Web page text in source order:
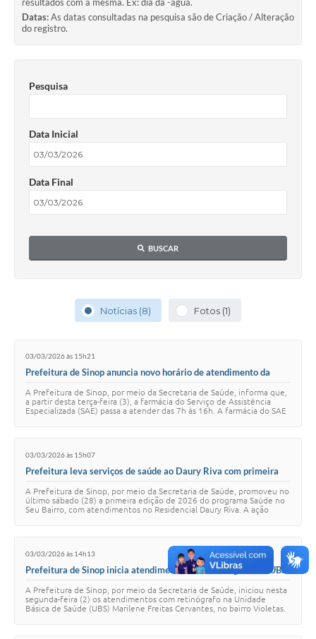
Datas:As datas consultadas na pesquisa são de Criação / Alteração
do registro.
Pesquisa
Data Inicial
Data Final
BUSCAR
Notícias (8) Fotos (1)
03/03/2026 às 15h21
Prefeitura de Sinop anuncia novo horário de atendimento da
A Prefeitura de Sinop, por meio da Secretaria de Saúde, informa que,
a partir desta terça-feira (3), a farmácia do Serviço de Assistência
Especializada (SAE) passa a atender das 7h às 16h. A farmácia do SAE
03/03/2026 às 15h07
Prefeitura leva serviços de saúde ao Daury Riva com primeira
A Prefeitura de Sinop, por meio da Secretaria de Saúde, promoveu no
último sábado (28) a primeira edição de 2026 do programa Saúde no
Seu Bairro, com atendimentos no Residencial Daury Riva. A ação
03/03/2026 às 14h13
Prefeitura de Sinop inicia atendimentos com retinógrafo na UBS
A Prefeitura de Sinop, por meio da Secretaria de Saúde, iniciou nesta
segunda-feira (2) os atendimentos com retinógrafo na Unidade
Básica de Saúde (UBS) Marilene Freitas Cervantes, no bairro Violetas.